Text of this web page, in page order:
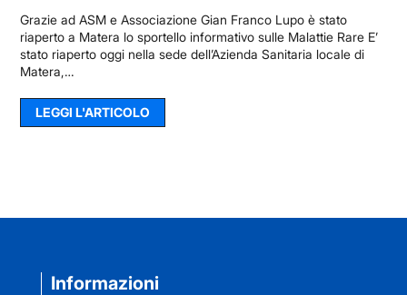
Grazie ad ASM e Associazione Gian Franco Lupo è stato
riaperto a Matera lo sportello informativo sulle Malattie Rare E’
stato riaperto oggi nella sede dell’Azienda Sanitaria locale di
Matera,…
LEGGI L'ARTICOLO
Informazioni